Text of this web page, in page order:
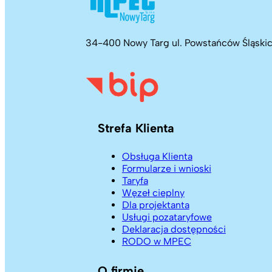
34-400 Nowy Targ ul. Powstańców
Strefa Klienta
Obsługa Klienta
Formularze i wnioski
Taryfa
Węzeł cieplny
Dla projektanta
Usługi pozataryfowe
Deklaracja dostępności
RODO w MPEC